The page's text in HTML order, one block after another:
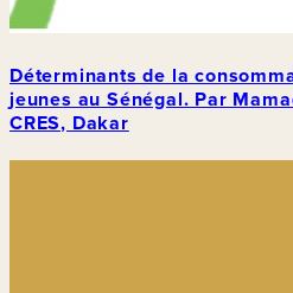
Déterminants de la
jeunes au Sénégal. Par
CRES, Dakar